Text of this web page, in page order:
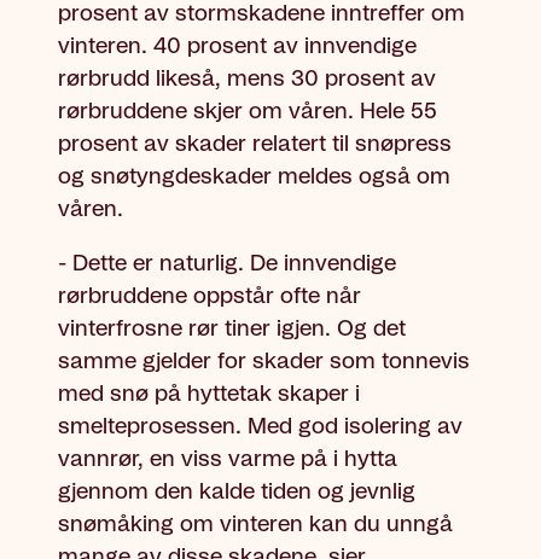
prosent av stormskadene inntreffer om
vinteren. 40 prosent av innvendige
rørbrudd likeså, mens 30 prosent av
rørbruddene skjer om våren. Hele 55
prosent av skader relatert til snøpress
og snøtyngdeskader meldes også om
våren.
- Dette er naturlig. De innvendige
rørbruddene oppstår ofte når
vinterfrosne rør tiner igjen. Og det
samme gjelder for skader som tonnevis
med snø på hyttetak skaper i
smelteprosessen. Med god isolering av
vannrør, en viss varme på i hytta
gjennom den kalde tiden og jevnlig
snømåking om vinteren kan du unngå